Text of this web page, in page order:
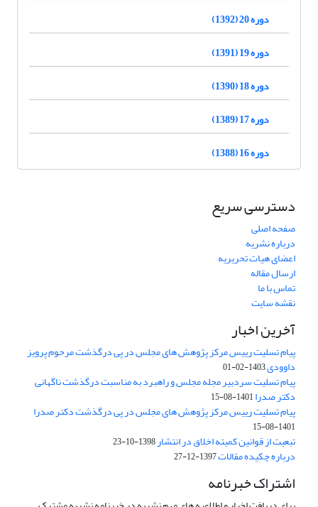
دوره 20 (1392)
دوره 19 (1391)
دوره 18 (1390)
دوره 17 (1389)
دوره 16 (1388)
دسترسی سریع
صفحه اصلی
درباره نشریه
اعضای هیات تحریریه
ارسال مقاله
تماس با ما
نقشه سایت
آخرین اخبار
پیام تسلیت رییس مرکز پژوهش های مجلس در پی درگذشت مرحوم پرویز
داوودی1403-02-01
پیام تسلیت سردبیر مجله مجلس و راهبرد به مناسبت درگذشت ناگهانی
دکتر صدرا1401-08-15
پیام تسلیت رییس مرکز پژوهش های مجلس در پی درگذشت دکتر صدرا
1401-08-15
تبعیت از قوانین کمیته اخلاق در انتشار1398-10-23
درباره چکیده مقالات1397-12-27
اشتراک خبرنامه